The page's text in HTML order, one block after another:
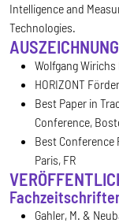
Intelligence and
Technologies.
Wolfgang
HORIZONT
Best Paper in
Conference,
Best Conference
Paris, FR
Gahler, M. &